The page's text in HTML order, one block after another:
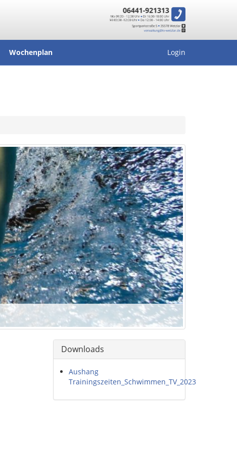
Wochenplan Login
Downloads
Aushang
Trainingszeiten_Schwimmen_TV_2023